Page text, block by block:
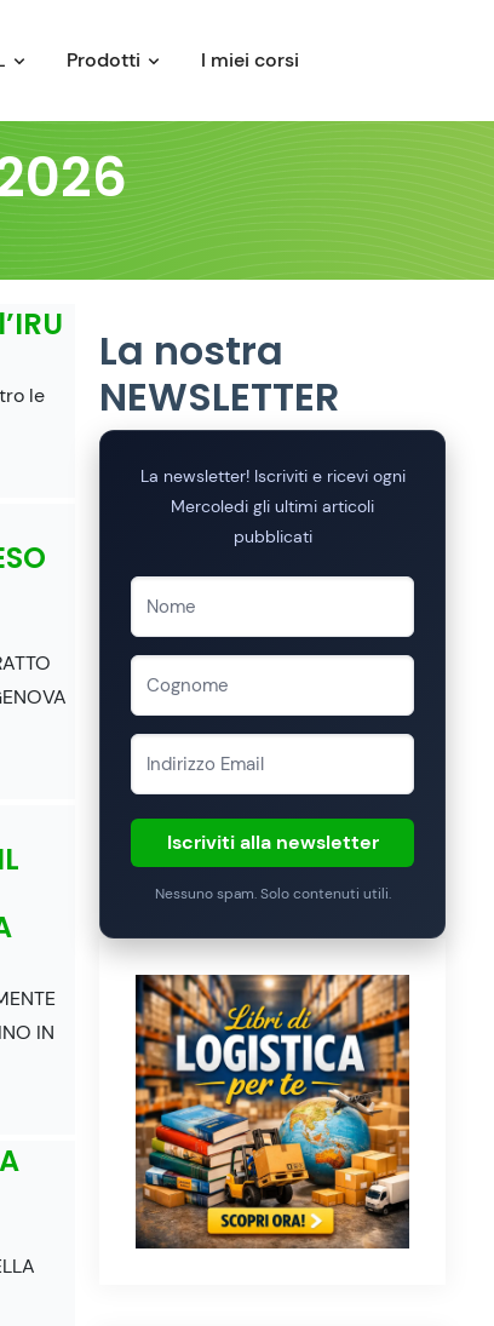
Prodotti I miei corsi
le
IN
La nostra
NEWSLETTER
La newsletter! Iscriviti e ricevi ogni
Mercoledi gli ultimi articoli
pubblicati
Iscriviti alla newsletter
Nessuno spam. Solo contenuti utili.